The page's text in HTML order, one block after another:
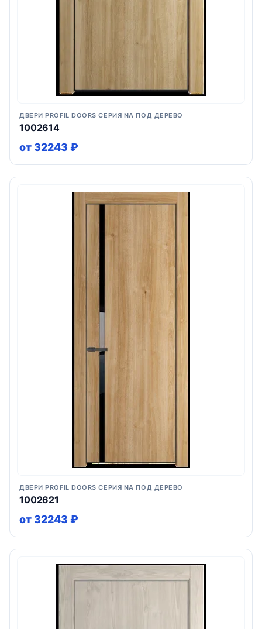
ДВЕРИ PROFIL DOORS СЕРИЯ NA ПОД ДЕРЕВО
1002614
от 32243 ₽
ДВЕРИ PROFIL DOORS СЕРИЯ NA ПОД ДЕРЕВО
1002621
от 32243 ₽